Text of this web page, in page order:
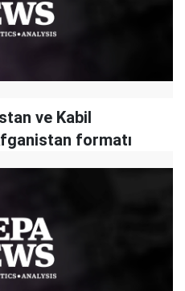
ve Kabil
formatı